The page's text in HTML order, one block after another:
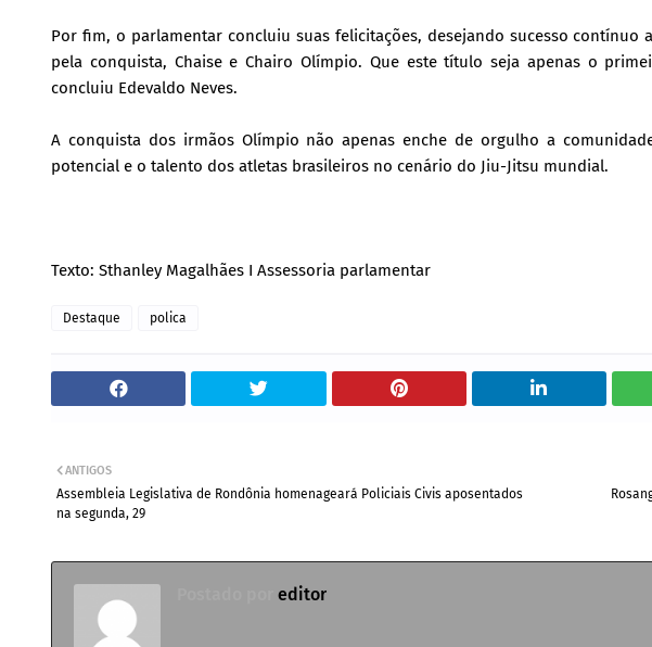
Por fim, o parlamentar concluiu suas felicitações, desejando sucesso contínuo
pela conquista, Chaise e Chairo Olímpio. Que este título seja apenas o
concluiu Edevaldo Neves.
A conquista dos irmãos Olímpio não apenas enche de orgulho a
potencial e o talento dos atletas brasileiros no cenário do Jiu-Jitsu mundial.
Texto: Sthanley Magalhães I Assessoria parlamentar
Destaque polica
ANTIGOS
Assembleia Legislativa de Rondônia homenageará Policiais Civis aposentados
na segunda, 29
editor